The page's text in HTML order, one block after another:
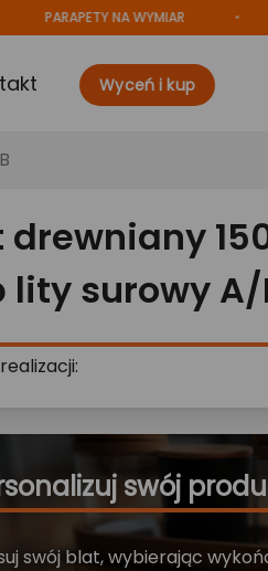
NA WYMIAR
Wyceń i kup
drewniany
lity surowy A/
swój
swój blat, wybierając